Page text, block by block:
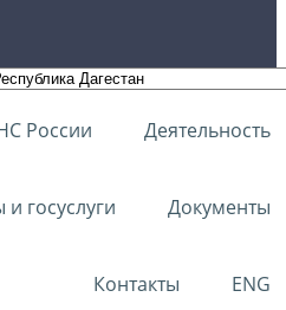
России Деятельность
госуслуги Документы
Контакты ENG